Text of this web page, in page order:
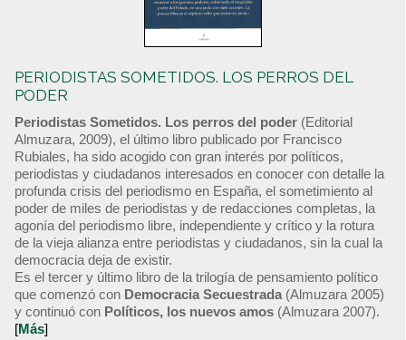
PERIODISTAS SOMETIDOS. LOS PERROS DEL
PODER
Periodistas Sometidos. Los perros del poder (Editorial
Almuzara, 2009), el último libro publicado por Francisco
Rubiales, ha sido acogido con gran interés por políticos,
periodistas y ciudadanos interesados en conocer con detalle la
profunda crisis del periodismo en España, el sometimiento al
poder de miles de periodistas y de redacciones completas, la
agonía del periodismo libre, independiente y crítico y la rotura
de la vieja alianza entre periodistas y ciudadanos, sin la cual la
democracia deja de existir.
Es el tercer y último libro de la trilogía de pensamiento político
que comenzó con Democracia Secuestrada (Almuzara 2005)
y continuó con Políticos, los nuevos amos (Almuzara 2007).
[Más]